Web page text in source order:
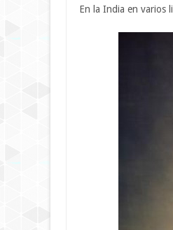
En la India en varios